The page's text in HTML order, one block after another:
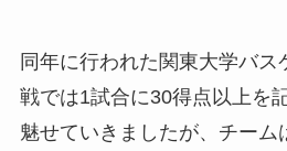
同年に行われた関東大学バ
戦では1試合に30得点以上を
魅せていきましたが、チーム